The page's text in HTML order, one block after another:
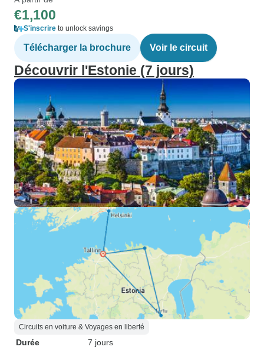
€1,100
S'inscrire to unlock savings
Télécharger la brochure Voir le circuit
Découvrir l'Estonie (7 jours)
Circuits en voiture & Voyages en liberté
Durée
7 jours